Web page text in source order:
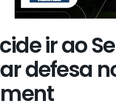
ir ao
defesa